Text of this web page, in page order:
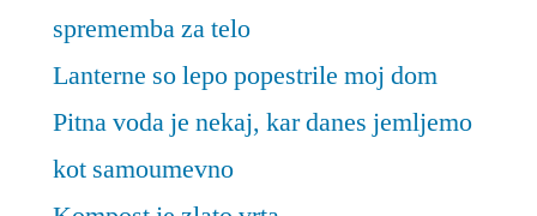
sprememba za telo
Lanterne so lepo popestrile moj dom
Pitna voda je nekaj, kar danes jemljemo
kot samoumevno